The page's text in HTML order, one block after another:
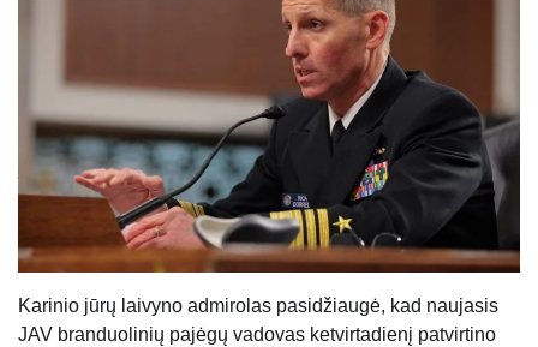
Karinio jūrų laivyno admirolas pasidžiaugė, kad naujasis
JAV branduolinių pajėgų vadovas ketvirtadienį patvirtino